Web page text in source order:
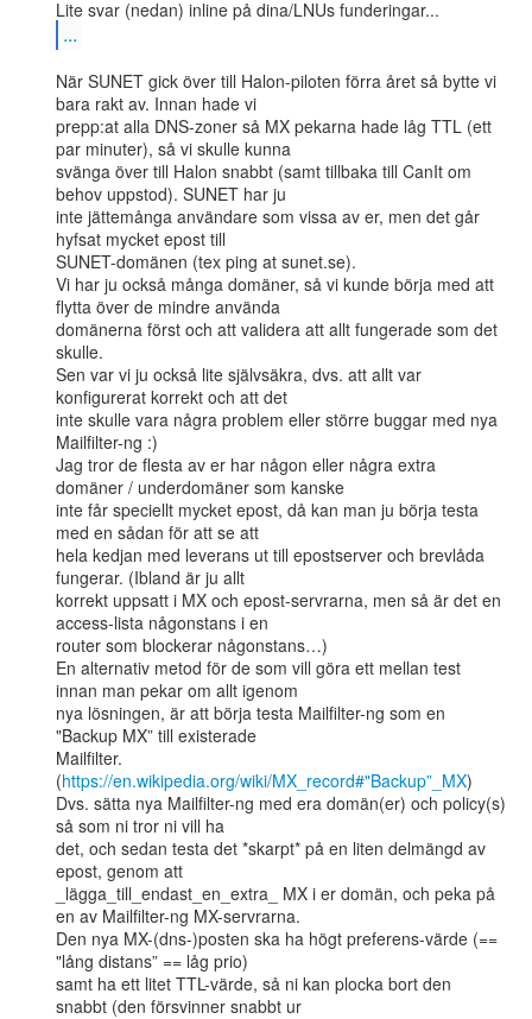
...
När SUNET gick över till Halon-piloten förra året så bytte vi
bara rakt av. Innan hade vi
prepp:at alla DNS-zoner så MX pekarna hade låg TTL (ett
par minuter), så vi skulle kunna
svänga över till Halon snabbt (samt tillbaka till CanIt om
behov uppstod). SUNET har ju
inte jättemånga användare som vissa av er, men det går
hyfsat mycket epost till
SUNET-domänen (tex ping at sunet.se).
Vi har ju också många domäner, så vi kunde börja med att
flytta över de mindre använda
domänerna först och att validera att allt fungerade som det
skulle.
Sen var vi ju också lite självsäkra, dvs. att allt var
konfigurerat korrekt och att det
inte skulle vara några problem eller större buggar med nya
Mailfilter-ng :)
Jag tror de flesta av er har någon eller några extra
domäner / underdomäner som kanske
inte får speciellt mycket epost, då kan man ju börja testa
med en sådan för att se att
hela kedjan med leverans ut till epostserver och brevlåda
fungerar. (Ibland är ju allt
korrekt uppsatt i MX och epost-servrarna, men så är det en
access-lista någonstans i en
router som blockerar någonstans…)
En alternativ metod för de som vill göra ett mellan test
innan man pekar om allt igenom
nya lösningen, är att börja testa Mailfilter-ng som en
"Backup MX” till existerade
Mailfilter.
(https://en.wikipedia.org/wiki/MX_record#"Backup”_MX)
Dvs. sätta nya Mailfilter-ng med era domän(er) och policy(s)
så som ni tror ni vill ha
det, och sedan testa det *skarpt* på en liten delmängd av
epost, genom att
_lägga_till_endast_en_extra_ MX i er domän, och peka på
en av Mailfilter-ng MX-servrarna.
Den nya MX-(dns-)posten ska ha högt preferens-värde (==
"lång distans” == låg prio)
samt ha ett litet TTL-värde, så ni kan plocka bort den
snabbt (den försvinner snabbt ur